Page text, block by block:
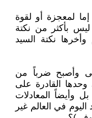
لمعجزة أو لقوة
بأكثر من نكتة
نكتة السيد
وأصبح ضرباً من
وحدها القادرة على
وأيضاً المعادلات
اليوم في العالم غير